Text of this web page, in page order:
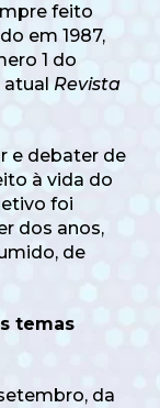
feito
em 1987,
1 do
Revista
e debater de
à vida do
foi
dos anos,
de
temas
da